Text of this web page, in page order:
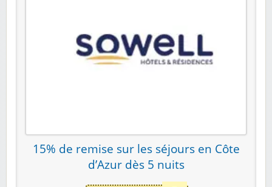
15% de remise sur les séjours en Côte
d’Azur dès 5 nuits